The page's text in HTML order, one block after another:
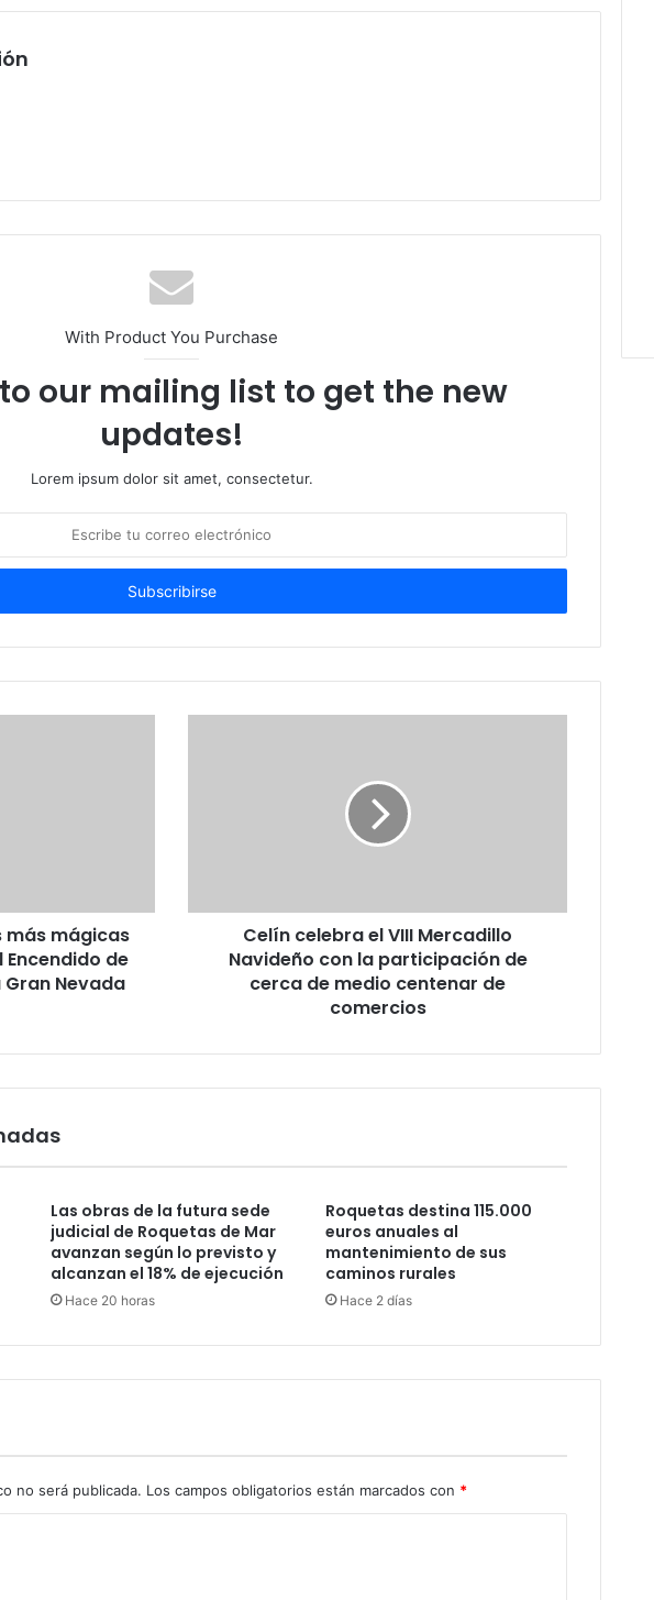
With Product You Purchase
our mailing list to get the new
updates!
Lorem ipsum dolor sit amet, consectetur.
más mágicas
Encendido de
Gran Nevada
Celín celebra el VIII Mercadillo
Navideño con la participación de
cerca de medio centenar de
comercios
Las obras de la futura sede
judicial de Roquetas de Mar
avanzan según lo previsto y
alcanzan el 18% de ejecución
Hace 20 horas
Roquetas destina 115.000
euros anuales al
mantenimiento de sus
caminos rurales
Hace 2 días
no será publicada. Los campos obligatorios están marcados con *